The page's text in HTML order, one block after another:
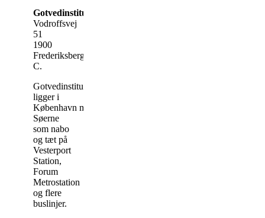
Gotvedinstituttet
Vodroffsvej
51
1900
Frederiksberg
C.
Gotvedinstituttet
ligger i
København med
Søerne
som nabo
og tæt på
Vesterport
Station,
Forum
Metrostation
og flere
buslinjer.